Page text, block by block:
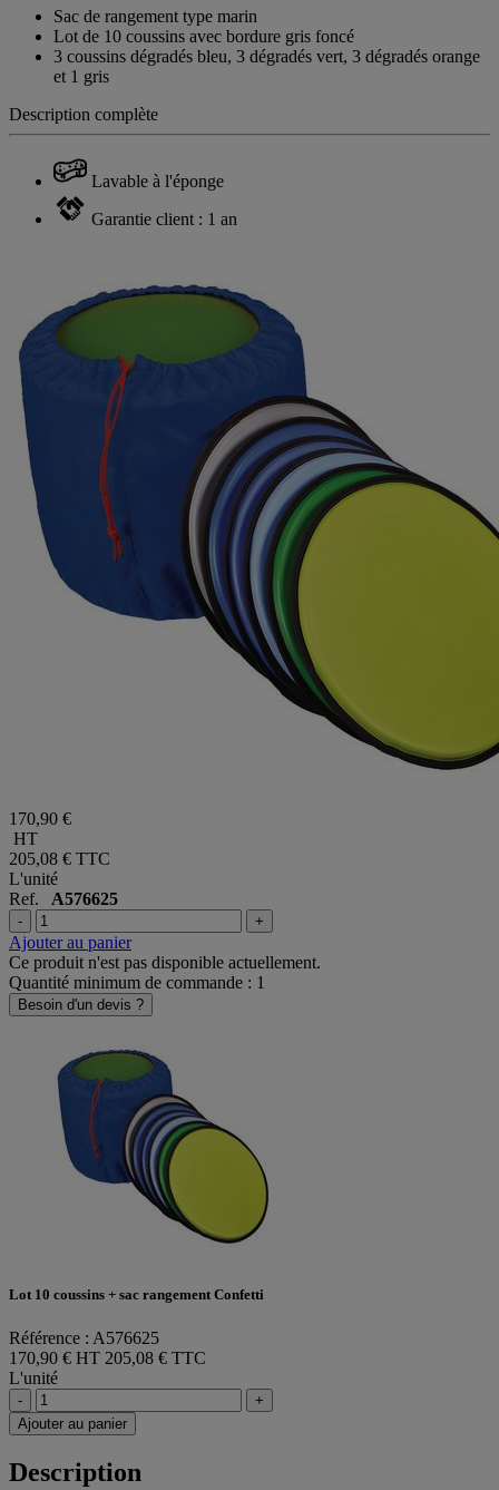
Sac de rangement type marin
Lot de 10 coussins avec bordure gris foncé
3 coussins dégradés bleu, 3 dégradés vert, 3 dégradés orange
et 1 gris
Description complète
Lavable à l'éponge
Garantie client : 1 an
170,90 €
HT
205,08 € TTC
L'unité
Ref. A576625
- +
Ajouter au panier
Ce produit n'est pas disponible actuellement.
Quantité minimum de commande : 1
Besoin d'un devis ?
Lot 10 coussins + sac rangement Confetti
Référence : A576625
170,90 € HT 205,08 € TTC
L'unité
-
+
Ajouter au panier
Description